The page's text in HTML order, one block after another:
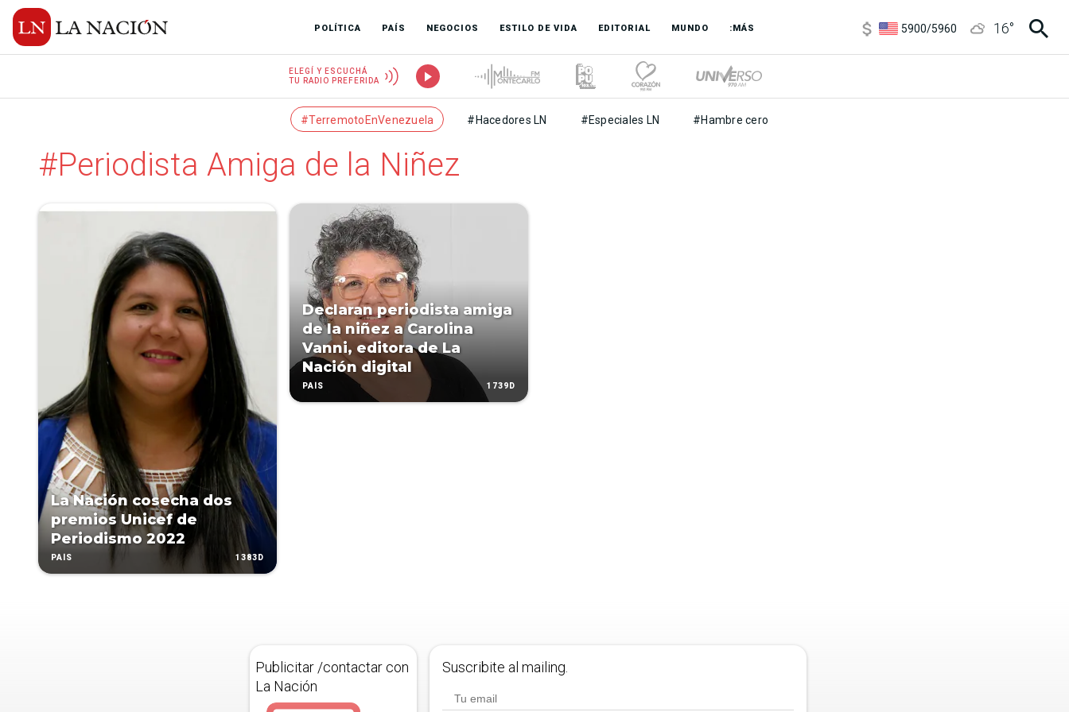
POLÍTICA PAÍS NEGOCIOS ESTILO DE VIDA EDITORIAL MUNDO :MÁS
5900/5960
16°
ELEGÍ Y ESCUCHÁ
TU RADIO PREFERIDA
#TerremotoEnVenezuela #Hacedores LN #Especiales LN #Hambre cero
#Periodista Amiga de la Niñez
La Nación cosecha dos
premios Unicef de
Periodismo 2022
PAÍS 1383D
Declaran periodista amiga
de la niñez a Carolina
Vanni, editora de La
Nación digital
PAÍS 1739D
Publicitar /contactar con
La Nación
Suscribite al mailing.